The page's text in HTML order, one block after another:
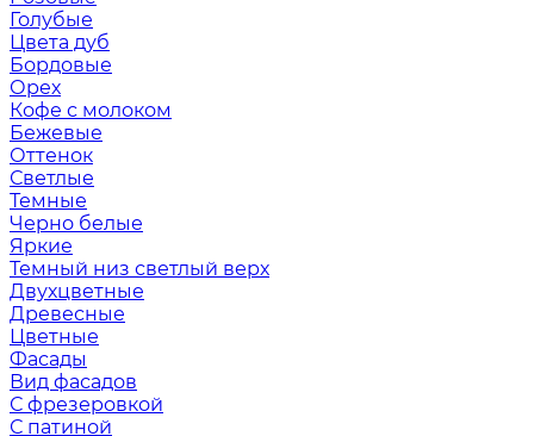
Голубые
Цвета дуб
Бордовые
Орех
Кофе с молоком
Бежевые
Оттенок
Светлые
Темные
Черно белые
Яркие
Темный низ светлый верх
Двухцветные
Древесные
Цветные
Фасады
Вид фасадов
С фрезеровкой
С патиной